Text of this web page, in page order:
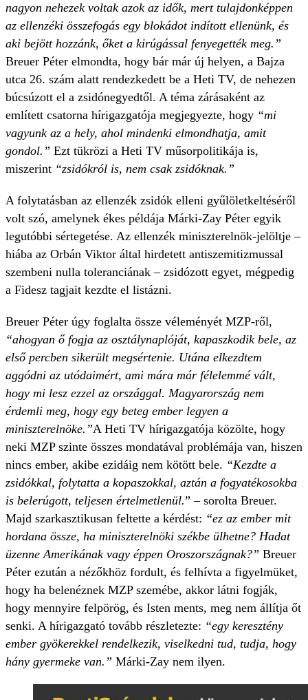
nagyon nehezek voltak azok az idők, mert tulajdonképpen
az ellenzéki összefogás egy blokádot indított ellenünk, és
aki bejött hozzánk, őket a kirúgással fenyegették meg.”
Breuer Péter elmondta, hogy bár már új helyen, a Bajza
utca 26. szám alatt rendezkedett be a Heti TV, de nehezen
búcsúzott el a zsidónegyedtől. A téma zárásaként az
említett csatorna hírigazgatója megjegyezte, hogy “mi
vagyunk az a hely, ahol mindenki elmondhatja, amit
gondol.” Ezt tükrözi a Heti TV műsorpolitikája is,
miszerint “zsidókról is, nem csak zsidóknak.”
A folytatásban az ellenzék zsidók elleni gyűlöletkeltéséről
volt szó, amelynek ékes példája Márki-Zay Péter egyik
legutóbbi sértegetése. Az ellenzék miniszterelnök-jelöltje –
hiába az Orbán Viktor által hirdetett antiszemitizmussal
szembeni nulla toleranciának – zsidózott egyet, mégpedig
a Fidesz tagjait kezdte el listázni.
Breuer Péter úgy foglalta össze véleményét MZP-ről,
“ahogyan ő fogja az osztálynaplóját, kapaszkodik bele, az
első percben sikerült megsértenie. Utána elkezdtem
aggódni az utódaimért, ami mára már félelemmé vált,
hogy mi lesz ezzel az országgal. Magyarország nem
érdemli meg, hogy egy beteg ember legyen a
miniszterelnöke.”A Heti TV hírigazgatója közölte, hogy
neki MZP szinte összes mondatával problémája van, hiszen
nincs ember, akibe ezidáig nem kötött bele. “Kezdte a
zsidókkal, folytatta a kopaszokkal, aztán a fogyatékosokba
is belerúgott, teljesen értelmetlenül.” – sorolta Breuer.
Majd szarkasztikusan feltette a kérdést: “ez az ember mit
hordana össze, ha miniszterelnöki székbe ülhetne? Hadat
üzenne Amerikának vagy éppen Oroszországnak?” Breuer
Péter ezután a nézőkhöz fordult, és felhívta a figyelmüket,
hogy ha belenéznek MZP szemébe, akkor látni fogják,
hogy mennyire felpörög, és Isten ments, meg nem állítja őt
senki. A hírigazgató tovább részletezte: “egy keresztény
ember gyökerekkel rendelkezik, viselkedni tud, tudja, hogy
hány gyermeke van.” Márki-Zay nem ilyen.